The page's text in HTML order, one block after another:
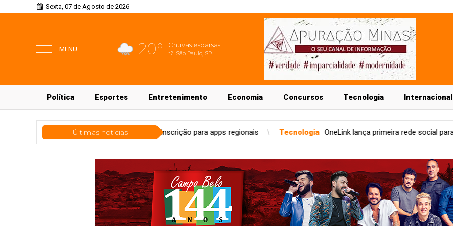
Sexta, 07 de Agosto de 2026
MENU 20° Chuvas esparsas
São Paulo, SP
Política Esportes Entretenimento Economia Concursos Tecnologia Internacional
Últimas notícias
55content abre pré-inscrição para apps regionais Tecnologia OneLink lança primeira rede social para o setor condominial